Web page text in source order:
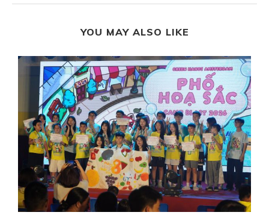
YOU MAY ALSO LIKE